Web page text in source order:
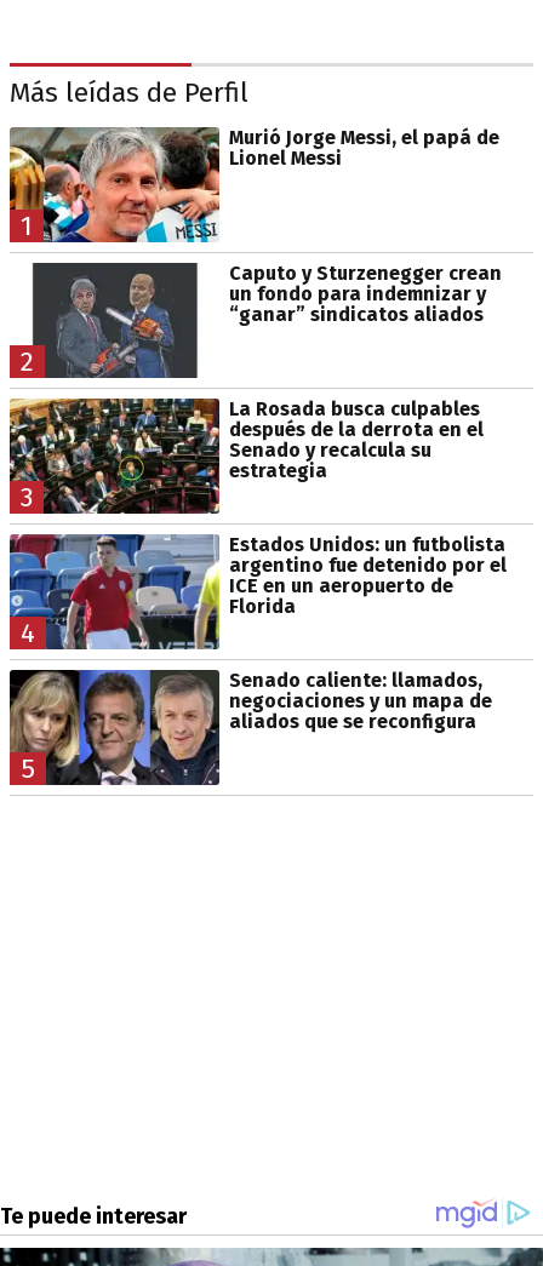
Más leídas de Perfil
1
Murió Jorge Messi, el papá de
Lionel Messi
2
Caputo y Sturzenegger crean
un fondo para indemnizar y
“ganar” sindicatos aliados
3
La Rosada busca culpables
después de la derrota en el
Senado y recalcula su
estrategia
4
Estados Unidos: un futbolista
argentino fue detenido por el
ICE en un aeropuerto de
Florida
5
Senado caliente: llamados,
negociaciones y un mapa de
aliados que se reconfigura